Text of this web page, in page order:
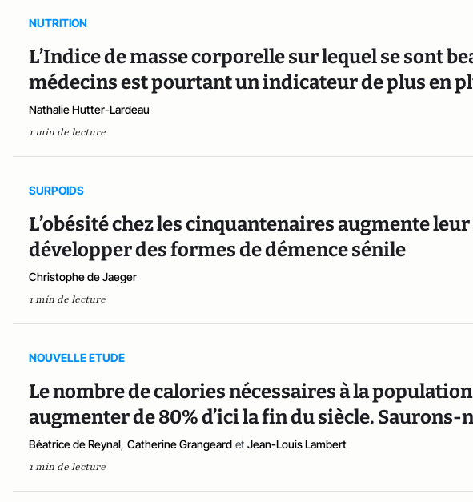
NUTRITION
L’Indice de masse corporelle sur lequel se sont
médecins est pourtant un indicateur de plus en
Nathalie Hutter-Lardeau
1 min de lecture
SURPOIDS
L’obésité chez les cinquantenaires augmente
développer des formes de démence sénile
Christophe de Jaeger
1 min de lecture
NOUVELLE ETUDE
Le nombre de calories nécessaires à la
augmenter de 80% d’ici la fin du siècle. Saurons-
Béatrice de Reynal, Catherine Grangeard et Jean-Louis Lambert
1 min de lecture